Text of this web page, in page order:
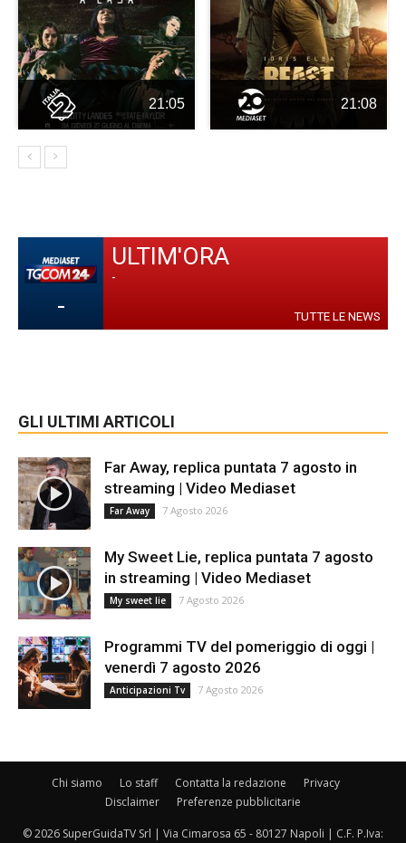
21:05 21:08
-
ULTIM'ORA
-
TUTTE LE NEWS
GLI ULTIMI ARTICOLI
Far Away, replica puntata 7 agosto in
streaming | Video Mediaset
Far Away 7 Agosto 2026
My Sweet Lie, replica puntata 7 agosto
in streaming | Video Mediaset
My sweet lie 7 Agosto 2026
Programmi TV del pomeriggio di oggi |
venerdì 7 agosto 2026
Anticipazioni Tv 7 Agosto 2026
Chi siamo Lo staff Contatta la redazione
Privacy
Disclaimer
Preferenze pubblicitarie
© 2026 SuperGuidaTV Srl | Via Cimarosa 65 - 80127 Napoli | C.F. P.Iva: